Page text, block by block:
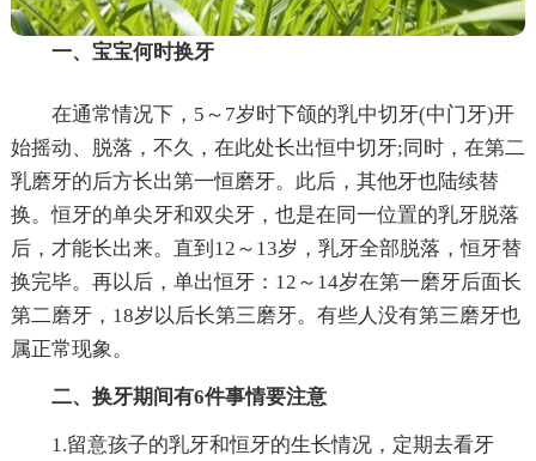
一、宝宝何时换牙
在通常情况下，5～7岁时下颌的乳中切牙(中门牙)开
始摇动、脱落，不久，在此处长出恒中切牙;同时，在第二
乳磨牙的后方长出第一恒磨牙。此后，其他牙也陆续替
换。恒牙的单尖牙和双尖牙，也是在同一位置的乳牙脱落
后，才能长出来。直到12～13岁，乳牙全部脱落，恒牙替
换完毕。再以后，单出恒牙：12～14岁在第一磨牙后面长
第二磨牙，18岁以后长第三磨牙。有些人没有第三磨牙也
属正常现象。
二、换牙期间有6件事情要注意
1.留意孩子的乳牙和恒牙的生长情况，定期去看牙